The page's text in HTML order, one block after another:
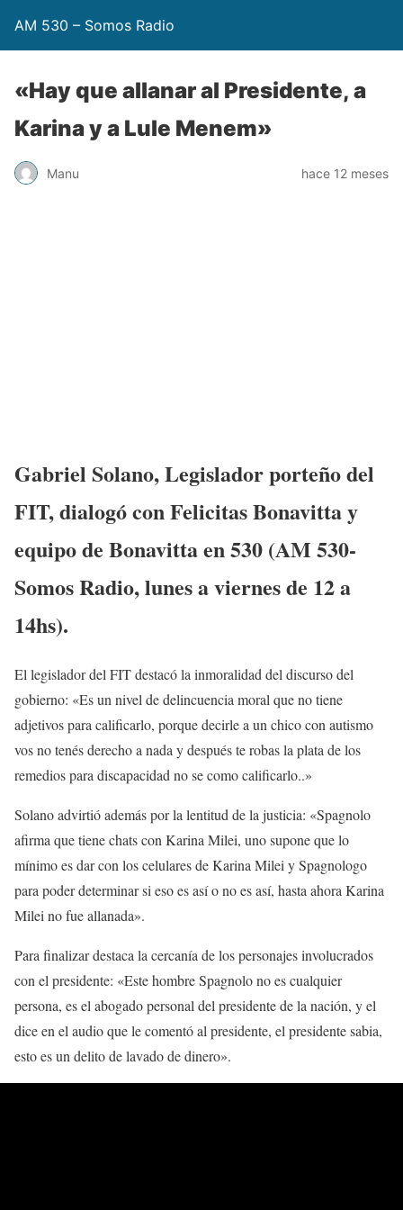
AM 530 – Somos Radio
«Hay que allanar al Presidente, a
Karina y a Lule Menem»
Manu hace 12 meses
Gabriel Solano, Legislador porteño del
FIT, dialogó con Felicitas Bonavitta y
equipo de Bonavitta en 530 (AM 530-
Somos Radio, lunes a viernes de 12 a
14hs).
El legislador del FIT destacó la inmoralidad del discurso del
gobierno: «Es un nivel de delincuencia moral que no tiene
adjetivos para calificarlo, porque decirle a un chico con autismo
vos no tenés derecho a nada y después te robas la plata de los
remedios para discapacidad no se como calificarlo..»
Solano advirtió además por la lentitud de la justicia: «Spagnolo
afirma que tiene chats con Karina Milei, uno supone que lo
mínimo es dar con los celulares de Karina Milei y Spagnologo
para poder determinar si eso es así o no es así, hasta ahora Karina
Milei no fue allanada».
Para finalizar destaca la cercanía de los personajes involucrados
con el presidente: «Este hombre Spagnolo no es cualquier
persona, es el abogado personal del presidente de la nación, y el
dice en el audio que le comentó al presidente, el presidente sabia,
esto es un delito de lavado de dinero».